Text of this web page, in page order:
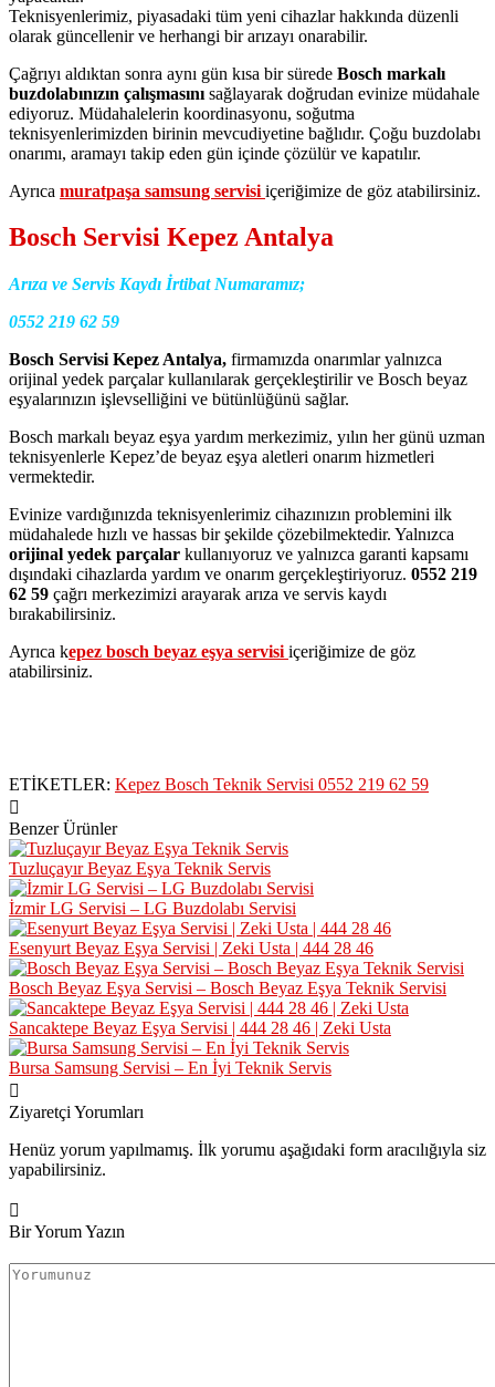
Teknisyenlerimiz, piyasadaki tüm yeni cihazlar hakkında düzenli
olarak güncellenir ve herhangi bir arızayı onarabilir.
Çağrıyı aldıktan sonra aynı gün kısa bir sürede Bosch markalı
buzdolabınızın çalışmasını sağlayarak doğrudan evinize müdahale
ediyoruz. Müdahalelerin koordinasyonu, soğutma
teknisyenlerimizden birinin mevcudiyetine bağlıdır. Çoğu buzdolabı
onarımı, aramayı takip eden gün içinde çözülür ve kapatılır.
Ayrıca muratpaşa samsung servisi içeriğimize de göz atabilirsiniz.
Bosch Servisi Kepez Antalya
Arıza ve Servis Kaydı İrtibat Numaramız;
0552 219 62 59
Bosch Servisi Kepez Antalya, firmamızda onarımlar yalnızca
orijinal yedek parçalar kullanılarak gerçekleştirilir ve Bosch beyaz
eşyalarınızın işlevselliğini ve bütünlüğünü sağlar.
Bosch markalı beyaz eşya yardım merkezimiz, yılın her günü uzman
teknisyenlerle Kepez’de beyaz eşya aletleri onarım hizmetleri
vermektedir.
Evinize vardığınızda teknisyenlerimiz cihazınızın problemini ilk
müdahalede hızlı ve hassas bir şekilde çözebilmektedir. Yalnızca
orijinal yedek parçalar kullanıyoruz ve yalnızca garanti kapsamı
dışındaki cihazlarda yardım ve onarım gerçekleştiriyoruz. 0552 219
62 59 çağrı merkezimizi arayarak arıza ve servis kaydı
bırakabilirsiniz.
Ayrıca kepez bosch beyaz eşya servisi içeriğimize de göz
atabilirsiniz.
ETİKETLER: Kepez Bosch Teknik Servisi 0552 219 62 59
Benzer Ürünler
Tuzluçayır Beyaz Eşya Teknik Servis
İzmir LG Servisi – LG Buzdolabı Servisi
Esenyurt Beyaz Eşya Servisi | Zeki Usta | 444 28 46
Bosch Beyaz Eşya Servisi – Bosch Beyaz Eşya Teknik Servisi
Sancaktepe Beyaz Eşya Servisi | 444 28 46 | Zeki Usta
Bursa Samsung Servisi – En İyi Teknik Servis
Ziyaretçi Yorumları
Henüz yorum yapılmamış. İlk yorumu aşağıdaki form aracılığıyla siz
yapabilirsiniz.
Bir Yorum Yazın